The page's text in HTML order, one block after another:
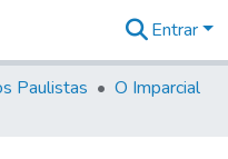
Entrar
Paulistas
O Imparcial